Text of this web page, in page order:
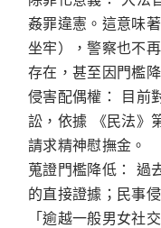
姦罪違憲。這意味
坐牢），警察也不
存在，甚至因門檻
侵害配偶權：
目前
訟，依據
《民法》
請求精神慰撫金。
蒐證門檻降低：
過
的直接證據；民事
「逾越一般男女社